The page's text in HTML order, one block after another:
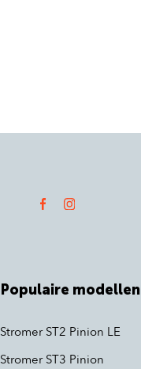
Populaire modellen
Stromer ST2 Pinion LE
Stromer ST3 Pinion